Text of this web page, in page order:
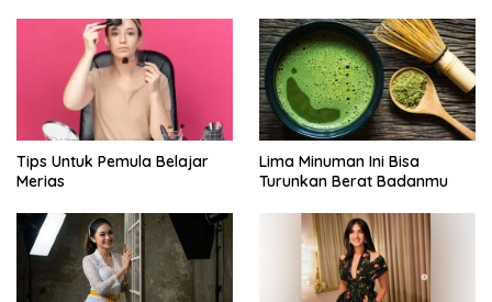
Tips Untuk Pemula Belajar
Merias
Lima Minuman Ini Bisa
Turunkan Berat Badanmu